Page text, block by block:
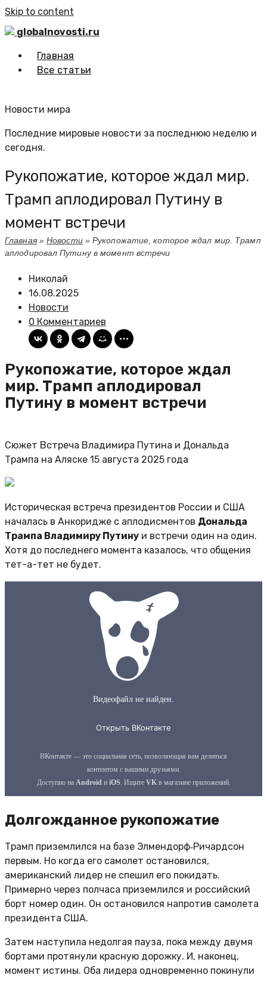
Skip to content
globalnovosti.ru
Главная
Все статьи
Новости мира
Последние мировые новости за последнюю неделю и
сегодня.
Рукопожатие, которое ждал мир.
Трамп аплодировал Путину в
момент встречи
Главная»Новости»Рукопожатие, которое ждал мир. Трамп
аплодировал Путину в момент встречи
Николай
16.08.2025
Новости
0 Комментариев
Рукопожатие, которое ждал
мир. Трамп аплодировал
Путину в момент встречи
Сюжет Встреча Владимира Путина и Дональда
Трампа на Аляске 15 августа 2025 года
Историческая встреча президентов России и США
началась в Анкоридже с аплодисментов Дональда
Трампа Владимиру Путину и встречи один на один.
Хотя до последнего момента казалось, что общения
тет-а-тет не будет.
Долгожданное рукопожатие
Трамп приземлился на базе Элмендорф‑Ричардсон
первым. Но когда его самолет остановился,
американский лидер не спешил его покидать.
Примерно через полчаса приземлился и российский
борт номер один. Он остановился напротив самолета
президента США.
Затем наступила недолгая пауза, пока между двумя
бортами протянули красную дорожку. И, наконец,
момент истины. Оба лидера одновременно покинули